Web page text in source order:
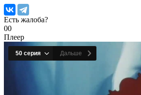
Есть жалоба?
00
Плеер